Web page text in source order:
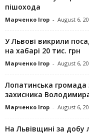
пішохода
Марченко Ігор - August 6,
У Львові викрили
на хабарі 20 тис. грн
Марченко Ігор - August 6,
Лопатинська громада
захисника
Марченко Ігор - August 6,
На Львівщині за добу